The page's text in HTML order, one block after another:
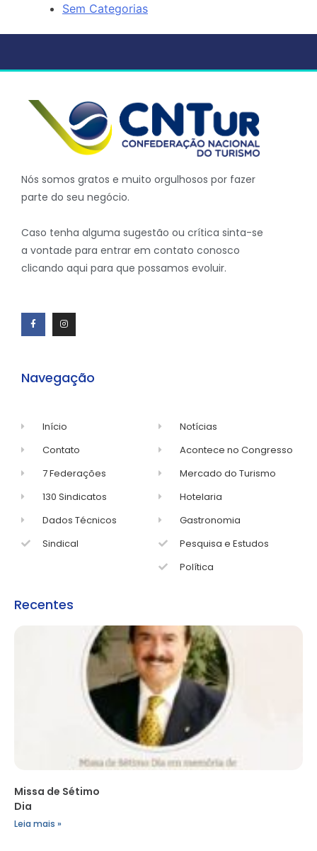
Sem Categorias
Nós somos gratos e muito orgulhosos por fazer
parte do seu negócio.
Caso tenha alguma sugestão ou crítica sinta-se
a vontade para entrar em contato conosco
clicando aqui para que possamos evoluir.
Navegação
Início
Contato
7 Federações
130 Sindicatos
Dados Técnicos
Sindical
Notícias
Acontece no Congresso
Mercado do Turismo
Hotelaria
Gastronomia
Pesquisa e Estudos
Política
Recentes
Missa de Sétimo
Dia
Leia mais »